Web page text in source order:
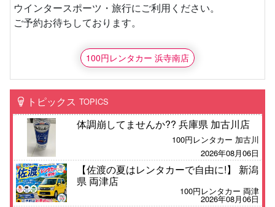
ウインタースポーツ・旅行にご利用ください。
ご予約お待ちしております。
100円レンタカー 浜寺南店
トピックス TOPICS
体調崩してませんか?? 兵庫県 加古川店
100円レンタカー 加古川
2026年08月06日
【佐渡の夏はレンタカーで自由に!】 新潟
県 両津店
100円レンタカー 両津
2026年08月06日